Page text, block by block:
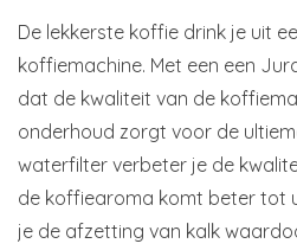
De lekkerste koffie drink je uit
koffiemachine. Met een een
dat de kwaliteit van de
onderhoud zorgt voor de
waterfilter verbeter je de
de koffiearoma komt beter tot
je de afzetting van kalk